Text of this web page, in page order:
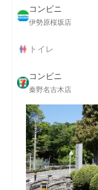
コンビニ
伊勢原桜坂店
トイレ
コンビニ
秦野名古木店